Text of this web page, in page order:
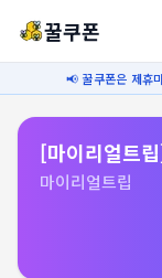
꿀쿠폰
📢 꿀쿠폰은 제휴
[마이리얼트
마이리얼트립